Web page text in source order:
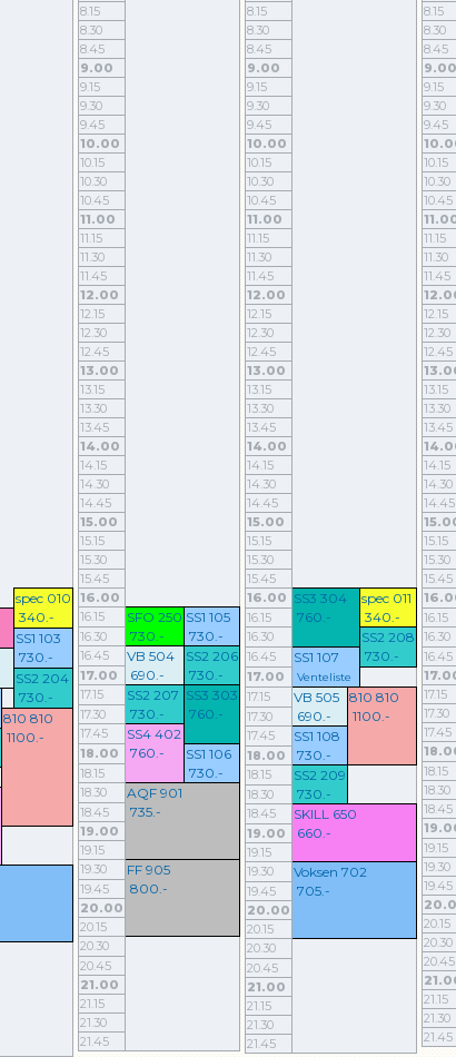
spec 010
340.-
SS1 103
730.-
SS2 204
730.-
810 810
1100.-
8.15
8.30
8.45
9.00
9.15
9.30
9.45
10.00
10.15
10.30
10.45
11.00
11.15
11.30
11.45
12.00
12.15
12.30
12.45
13.00
13.15
13.30
13.45
14.00
14.15
14.30
14.45
15.00
15.15
15.30
15.45
16.00
16.15
SFO 250 SS1 105
16.30 730.- 730.-
16.45 VB 504 SS2 206
17.00 690.- 730.-
17.15 SS2 207 SS3 303
17.30 730.- 760.-
17.45 SS4 402
18.00 760.- SS1 106
18.15 730.-
18.30 AQF 901
18.45 735.-
19.00
19.15
19.30
FF 905
19.45 800.-
20.00
20.15
20.30
20.45
21.00
21.15
21.30
21.45
8.15
8.30
8.45
9.00
9.15
9.30
9.45
10.00
10.15
10.30
10.45
11.00
11.15
11.30
11.45
12.00
12.15
12.30
12.45
13.00
13.15
13.30
13.45
14.00
14.15
14.30
14.45
15.00
15.15
15.30
15.45
16.00 SS3 304 spec 011
16.15 760.- 340.-
16.30 SS2 208
16.45 SS1 107 730.-
17.00 Venteliste
17.15 VB 505 810 810
17.30 690.- 1100.-
17.45 SS1 108
18.00 730.-
18.15 SS2 209
18.30 730.-
18.45 SKILL 650
19.00 660.-
19.15
19.30
Voksen 702
19.45 705.-
20.00
20.15
20.30
20.45
21.00
21.15
21.30
21.45
8.15
8.30
8.45
9.00
9.15
9.30
9.45
10.15
10.30
10.45
11.15
11.30
11.45
12.15
12.30
12.45
13.15
13.30
13.45
14.15
14.30
14.45
15.15
15.30
15.45
16.15
16.30
16.45
17.15
17.30
17.45
18.15
18.30
18.45
19.15
19.30
19.45
20.15
20.30
20.45
21.15
21.30
21.45